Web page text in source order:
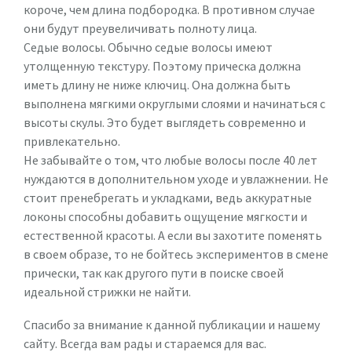
короче, чем длина подбородка. В противном случае
они будут преувеличивать полноту лица.
Седые волосы. Обычно седые волосы имеют
утолщенную текстуру. Поэтому прическа должна
иметь длину не ниже ключиц. Она должна быть
выполнена мягкими округлыми слоями и начинаться с
высоты скулы. Это будет выглядеть современно и
привлекательно.
Не забывайте о том, что любые волосы после 40 лет
нуждаются в дополнительном уходе и увлажнении. Не
стоит пренебрегать и укладками, ведь аккуратные
локоны способны добавить ощущение мягкости и
естественной красоты. А если вы захотите поменять
в своем образе, то не бойтесь экспериментов в смене
прически, так как другого пути в поиске своей
идеальной стрижки не найти.
Спасибо за внимание к данной публикации и нашему
сайту. Всегда вам рады и стараемся для вас.